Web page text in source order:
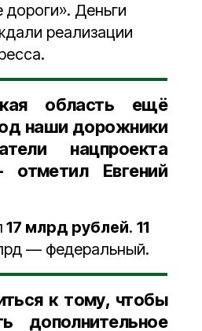
Деньги
реализации
область ещё
наши дорожники
нацпроекта
отметил Евгений
17 млрд рублей. 11
— федеральный.
к тому, чтобы
дополнительное